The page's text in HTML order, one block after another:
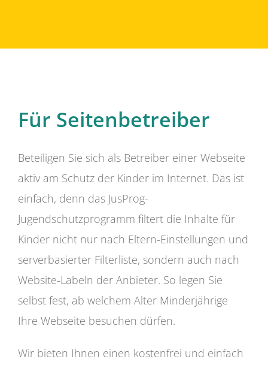
Für Seitenbetreiber
Beteiligen Sie sich als Betreiber einer Webseite
aktiv am Schutz der Kinder im Internet. Das ist
einfach, denn das JusProg-
Jugendschutzprogramm filtert die Inhalte für
Kinder nicht nur nach Eltern-Einstellungen und
serverbasierter Filterliste, sondern auch nach
Website-Labeln der Anbieter. So legen Sie
selbst fest, ab welchem Alter Minderjährige
Ihre Webseite besuchen dürfen.
Wir bieten Ihnen einen kostenfrei und einfach